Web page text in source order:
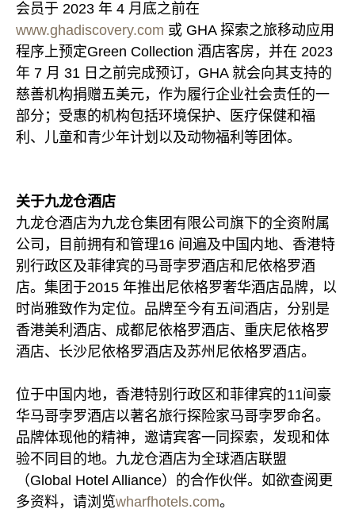
会员于 2023 年 4 月底之前在
www.ghadiscovery.com 或 GHA 探索之旅移动应用
程序上预定Green Collection 酒店客房，并在 2023
年 7 月 31 日之前完成预订，GHA 就会向其支持的
慈善机构捐赠五美元，作为履行企业社会责任的一
部分；受惠的机构包括环境保护、医疗保健和福
利、儿童和青少年计划以及动物福利等团体。
关于九龙仓酒店
九龙仓酒店为九龙仓集团有限公司旗下的全资附属
公司，目前拥有和管理16 间遍及中国内地、香港特
别行政区及菲律宾的马哥孛罗酒店和尼依格罗酒
店。集团于2015 年推出尼依格罗奢华酒店品牌，以
时尚雅致作为定位。品牌至今有五间酒店，分别是
香港美利酒店、成都尼依格罗酒店、重庆尼依格罗
酒店、长沙尼依格罗酒店及苏州尼依格罗酒店。
位于中国内地，香港特别行政区和菲律宾的11间豪
华马哥孛罗酒店以著名旅行探险家马哥孛罗命名。
品牌体现他的精神，邀请宾客一同探索，发现和体
验不同目的地。九龙仓酒店为全球酒店联盟
（Global Hotel Alliance）的合作伙伴。如欲查阅更
多资料，请浏览wharfhotels.com。